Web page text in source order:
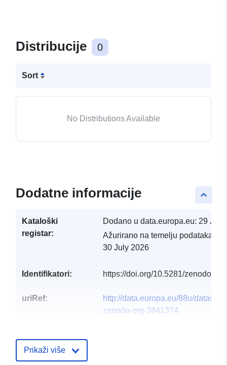
Distribucije 0
Sort
No Distributions Available
keyboard_arrow_up
Dodatne informacije
Kataloški
registar:
Dodano u data.europa.eu: 29 July
Ažurirano na temelju
30 July 2026
Identifikatori: https://doi.org/10.5281/
uriRef:
http://data.europa.eu/88u/dataset/
zenodo-org-3841374
Prikaži više